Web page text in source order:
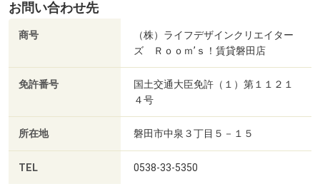
お問い合わせ先
商号
（株）ライフデザインクリエイター
ズ Ｒｏｏｍ’ｓ！賃貸磐田店
免許番号
国土交通大臣免許（１）第１１２１
４号
所在地 磐田市中泉３丁目５－１５
TEL 0538-33-5350